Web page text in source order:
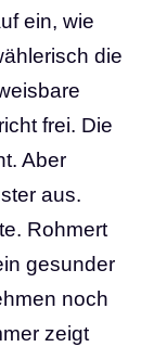
ein, wie
die
frei. Die
Aber
aus.
Rohmert
gesunder
noch
zeigt